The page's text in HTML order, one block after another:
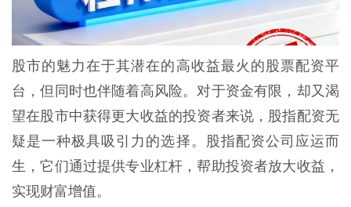
股市的魅力在于其潜在的高收益最火的股票配资平
台，但同时也伴随着高风险。对于资金有限，却又渴
望在股市中获得更大收益的投资者来说，股指配资无
疑是一种极具吸引力的选择。股指配资公司应运而
生，它们通过提供专业杠杆，帮助投资者放大收益，
实现财富增值。